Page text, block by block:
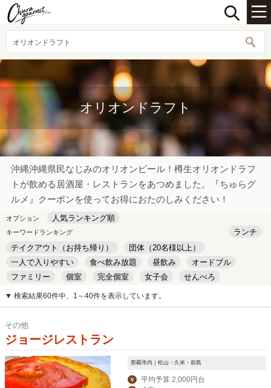
オリオンドラフト
オリオンドラフト
沖縄沖縄県民なじみのオリオンビール！樽生オリオンドラフ
トが飲める居酒屋・レストランをあつめました。『ちゅらグ
ルメ』クーポンを使ってお得におたのしみください！
オプション 人気ランキング順
キーワードランキング
ランチ
テイクアウト（お持ち帰り）
団体（20名様以上）
一人で入りやすい
食べ飲み放題 昼飲み
オードブル
ファミリー
個室 完全個室 女子会
せんべろ
キッズルーム
安い デート
▼ 検索結果60件中、1～40件を表示しています。
その他
ジョージレストラン
那覇市内｜松山・久米・前島
￥ 平均予算 2,000円台